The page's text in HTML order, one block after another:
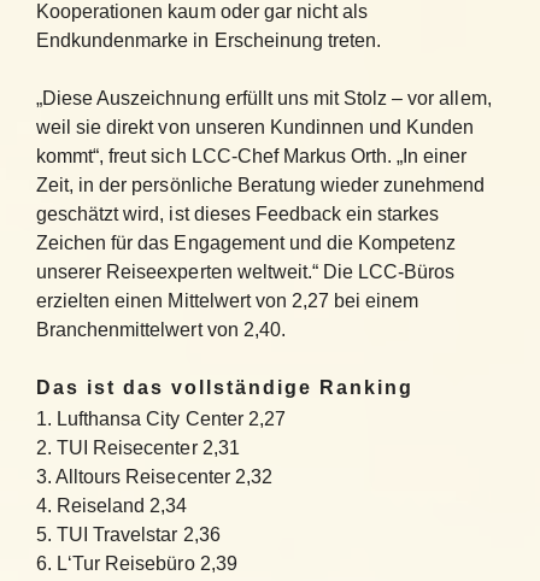
Kooperationen kaum oder gar nicht als
Endkundenmarke in Erscheinung treten.
„Diese Auszeichnung erfüllt uns mit Stolz – vor allem,
weil sie direkt von unseren Kundinnen und Kunden
kommt“, freut sich LCC-Chef Markus Orth. „In einer
Zeit, in der persönliche Beratung wieder zunehmend
geschätzt wird, ist dieses Feedback ein starkes
Zeichen für das Engagement und die Kompetenz
unserer Reiseexperten weltweit.“ Die LCC-Büros
erzielten einen Mittelwert von 2,27 bei einem
Branchenmittelwert von 2,40.
Das ist das vollständige Ranking
1. Lufthansa City Center 2,27
2. TUI Reisecenter 2,31
3. Alltours Reisecenter 2,32
4. Reiseland 2,34
5. TUI Travelstar 2,36
6. L‘Tur Reisebüro 2,39